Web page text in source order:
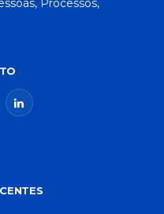
Processos,